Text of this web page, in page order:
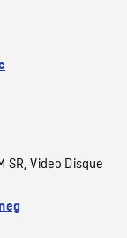
SR,Video Disque